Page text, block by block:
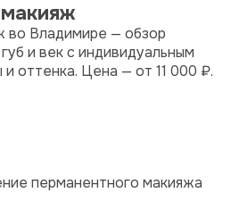
во Владимире — обзор
и век с индивидуальным
оттенка. Цена — от 11 000 ₽.